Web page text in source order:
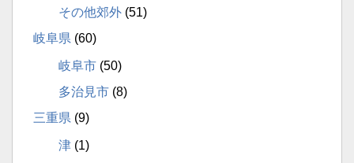
その他郊外 (51)
岐阜県 (60)
岐阜市 (50)
多治見市 (8)
三重県 (9)
津 (1)